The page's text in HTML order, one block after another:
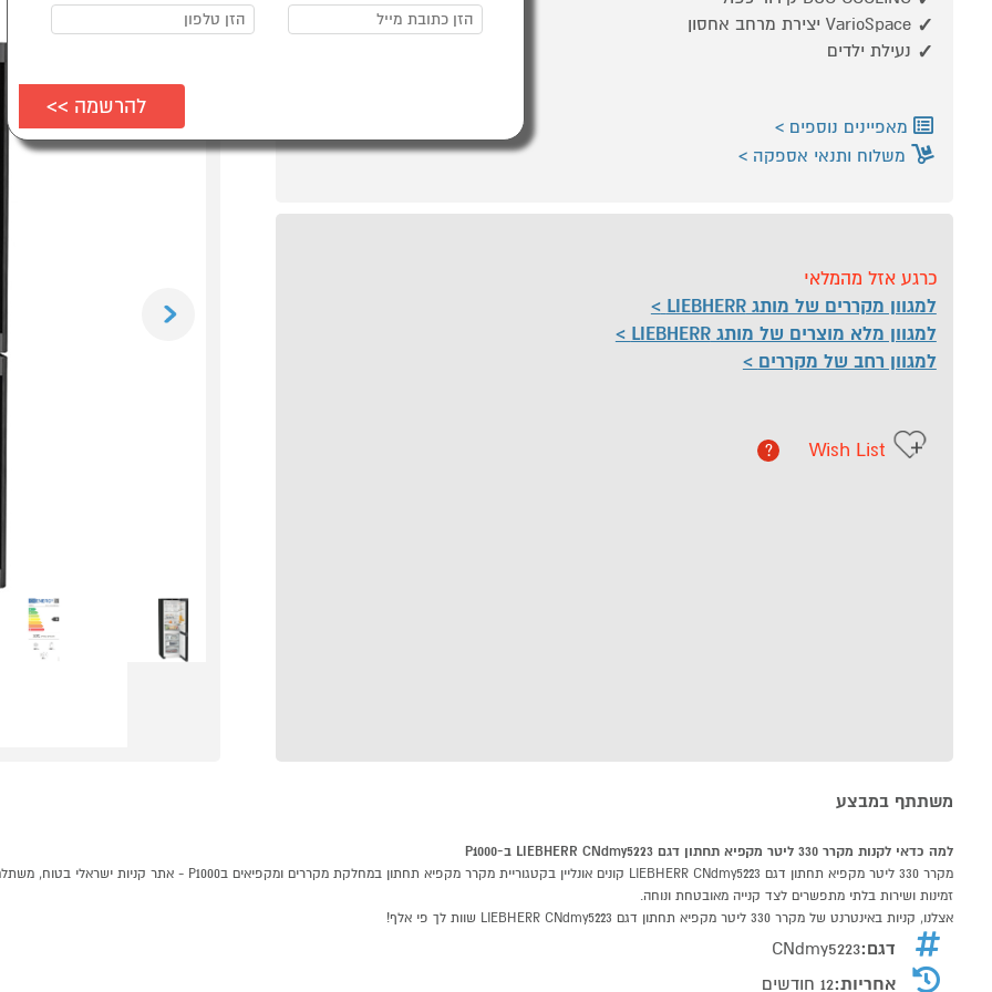
VarioSpace יצירת מרחב אחסון
נעילת ילדים
מאפיינים נוספים
משלוח ותנאי אספקה
כרגע אזל מהמלאי
למגוון מקררים של מותג LIEBHERR
למגוון מלא מוצרים של מותג LIEBHERR
למגוון רחב של מקררים
Wish List
?
משתתף במבצע
למה כדאי לקנות מקרר 330 ליטר מקפיא תחתון דגם LIEBHERR CNdmy5223 ב-P1000
זמינות ושירות בלתי מתפשרים לצד קנייה מאובטחת ונוחה.
אצלנו, קניות באינטרנט של מקרר 330 ליטר מקפיא תחתון דגם LIEBHERR CNdmy5223 שוות לך פי אלף!
דגם:CNdmy5223
אחריות:12 חודשים